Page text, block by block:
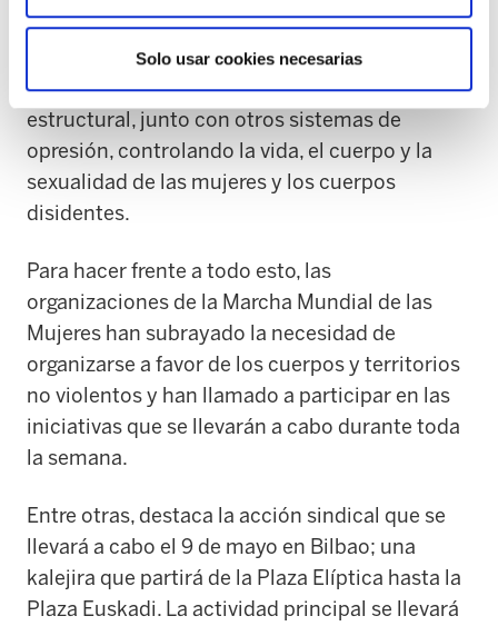
Solo usar cookies necesarias
En tercer lugar, han subrayado la línea de las
violencias machistas, subrayando su carácter
estructural, junto con otros sistemas de
opresión, controlando la vida, el cuerpo y la
sexualidad de las mujeres y los cuerpos
disidentes.
Para hacer frente a todo esto, las
organizaciones de la Marcha Mundial de las
Mujeres han subrayado la necesidad de
organizarse a favor de los cuerpos y territorios
no violentos y han llamado a participar en las
iniciativas que se llevarán a cabo durante toda
la semana.
Entre otras, destaca la acción sindical que se
llevará a cabo el 9 de mayo en Bilbao; una
kalejira que partirá de la Plaza Elíptica hasta la
Plaza Euskadi. La actividad principal se llevará